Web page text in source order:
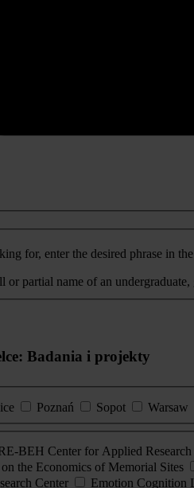
for, enter the desired phrase in
or partial name of an
Badania i projekty
Poznań Sopot Warsaw
BEH Center for Applied
the Economics of Memorial Sites
Center Emotion Cognition